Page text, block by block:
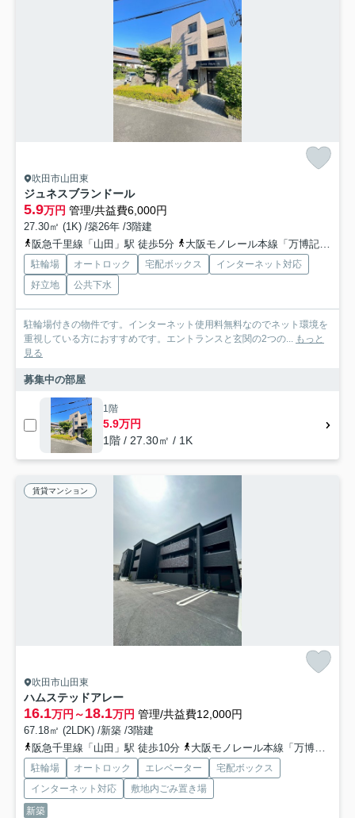
吹田市山田東
ジュネスブランドール
5.9万円 管理/共益費6,000円
27.30㎡ (1K) /築26年 /3階建
阪急千里線「山田」駅 徒歩5分
大阪モノレール本線「万博記念公園」駅 徒歩15分
駐輪場 オートロック 宅配ボックス
インターネット対応
好立地
公共下水
駐輪場付きの物件です。インターネット使用料無料なのでネット環境を
重視している方におすすめです。エントランスと玄関の2つの... もっと
見る
募集中の部屋
1階
5.9万円
1階 / 27.30㎡ / 1K
賃貸マンション
吹田市山田東
ハムステッドアレー
16.1万円～18.1万円 管理/共益費12,000円
67.18㎡ (2LDK) /新築 /3階建
阪急千里線「山田」駅 徒歩10分
大阪モノレール本線「万博記念公園」駅 徒歩13分
駐輪場 オートロック エレベーター
宅配ボックス
インターネット対応
敷地内ごみ置き場
新築